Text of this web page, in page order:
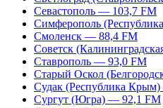
Севастополь — 103,7 FM
Симферополь
Смоленск — 88,4 FM
Советск
Ставрополь — 93,0 FM
Старый Оскол
Судак (Республика
Сургут (Югра) — 92,1 FM